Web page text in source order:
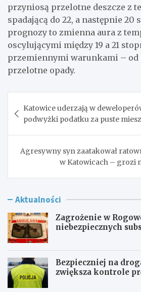
przyniosą przelotne deszcze z
spadającą do 22, a następnie 20
prognozy to zmienna aura z
oscylującymi między 19 a 21
przemiennymi warunkami – od
przelotne opady.
wpisu
Katowice uderzają w
podwyżki podatku za puste
Agresywny syn zaatakował
w Katowicach – grozi
Aktualności
Zagrożenie w
niebezpiecznych
Bezpieczniej na
zwiększa kontrole